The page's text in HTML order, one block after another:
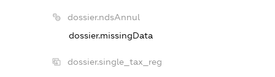
dossier.ndsAnnul
dossier.missingData
dossier.single_tax_reg